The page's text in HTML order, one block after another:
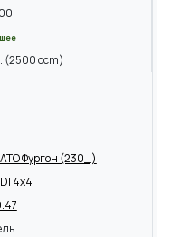
(2500 ccm)
Фургон (230_)
4x4